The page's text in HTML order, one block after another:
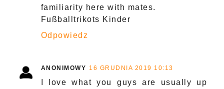
familiarity here with mates.
Fußballtrikots Kinder
Odpowiedz
ANONIMOWY 16 GRUDNIA 2019 10:13
I love what you guys are usually up